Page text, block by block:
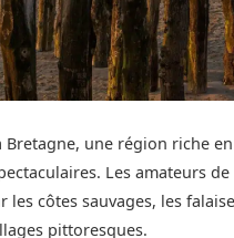
Bretagne, une région riche
Les amateurs
les côtes sauvages, les
pittoresques.